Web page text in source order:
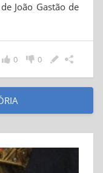
João Gastão de
0
0